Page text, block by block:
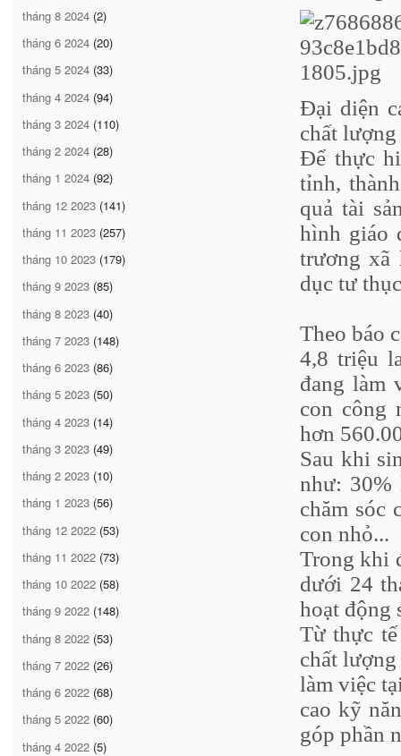
tháng 8 2024 (2)
tháng 6 2024 (20)
tháng 5 2024 (33)
tháng 4 2024 (94)
tháng 3 2024 (110)
tháng 2 2024 (28)
tháng 1 2024 (92)
tháng 12 2023 (141)
tháng 11 2023 (257)
tháng 10 2023 (179)
tháng 9 2023 (85)
tháng 8 2023 (40)
tháng 7 2023 (148)
tháng 6 2023 (86)
tháng 5 2023 (50)
tháng 4 2023 (14)
tháng 3 2023 (49)
tháng 2 2023 (10)
tháng 1 2023 (56)
tháng 12 2022 (53)
tháng 11 2022 (73)
tháng 10 2022 (58)
tháng 9 2022 (148)
tháng 8 2022 (53)
tháng 7 2022 (26)
tháng 6 2022 (68)
tháng 5 2022 (60)
tháng 4 2022 (5)
Đại diện
chất
Để thực
tỉnh,
quả tài
hình giáo
trương xã
dục tư
Theo báo
4,8 triệu
đang làm
con công
hơn
Sau khi
như: 30%
chăm sóc
con nhỏ...
Trong khi
dưới 24
hoạt động
Từ thực
chất
làm việc
cao kỹ
góp phần